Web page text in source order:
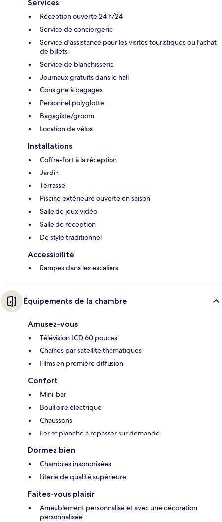
Services
Réception ouverte 24 h/24
Service de conciergerie
Service d'assistance pour les visites touristiques ou l'achat
de billets
Service de blanchisserie
Journaux gratuits dans le hall
Consigne à bagages
Personnel polyglotte
Bagagiste/groom
Location de vélos
Installations
Coffre-fort à la réception
Jardin
Terrasse
Piscine extérieure ouverte en saison
Salle de jeux vidéo
Salle de réception
De style traditionnel
Accessibilité
Rampes dans les escaliers
Équipements de la chambre
Amusez-vous
Télévision LCD 60 pouces
Chaînes par satellite thématiques
Films en première diffusion
Confort
Mini-bar
Bouilloire électrique
Chaussons
Fer et planche à repasser sur demande
Dormez bien
Chambres insonorisées
Literie de qualité supérieure
Faites-vous plaisir
Ameublement personnalisé et avec une décoration
personnalisée